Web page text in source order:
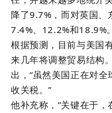
降了9.7% ，而对英国
7.4%、 12.2%和18.9%
根据预测，目前与美国
来几年将调整贸易结构
出，“虽然美国正在对
收关税。”
他补充称， “关键在于